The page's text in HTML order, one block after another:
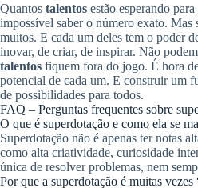
Quantos talentos estão esperando
impossível saber o número exato. Mas
muitos. E cada um deles tem o poder
inovar, de criar, de inspirar. Não
talentos fiquem fora do jogo. É hora
potencial de cada um. E construir um
de possibilidades para todos.
FAQ – Perguntas frequentes sobre
O que é superdotação e como ela se
Superdotação não é apenas ter notas
como alta criatividade, curiosidade
única de resolver problemas, nem
Por que a superdotação é muitas